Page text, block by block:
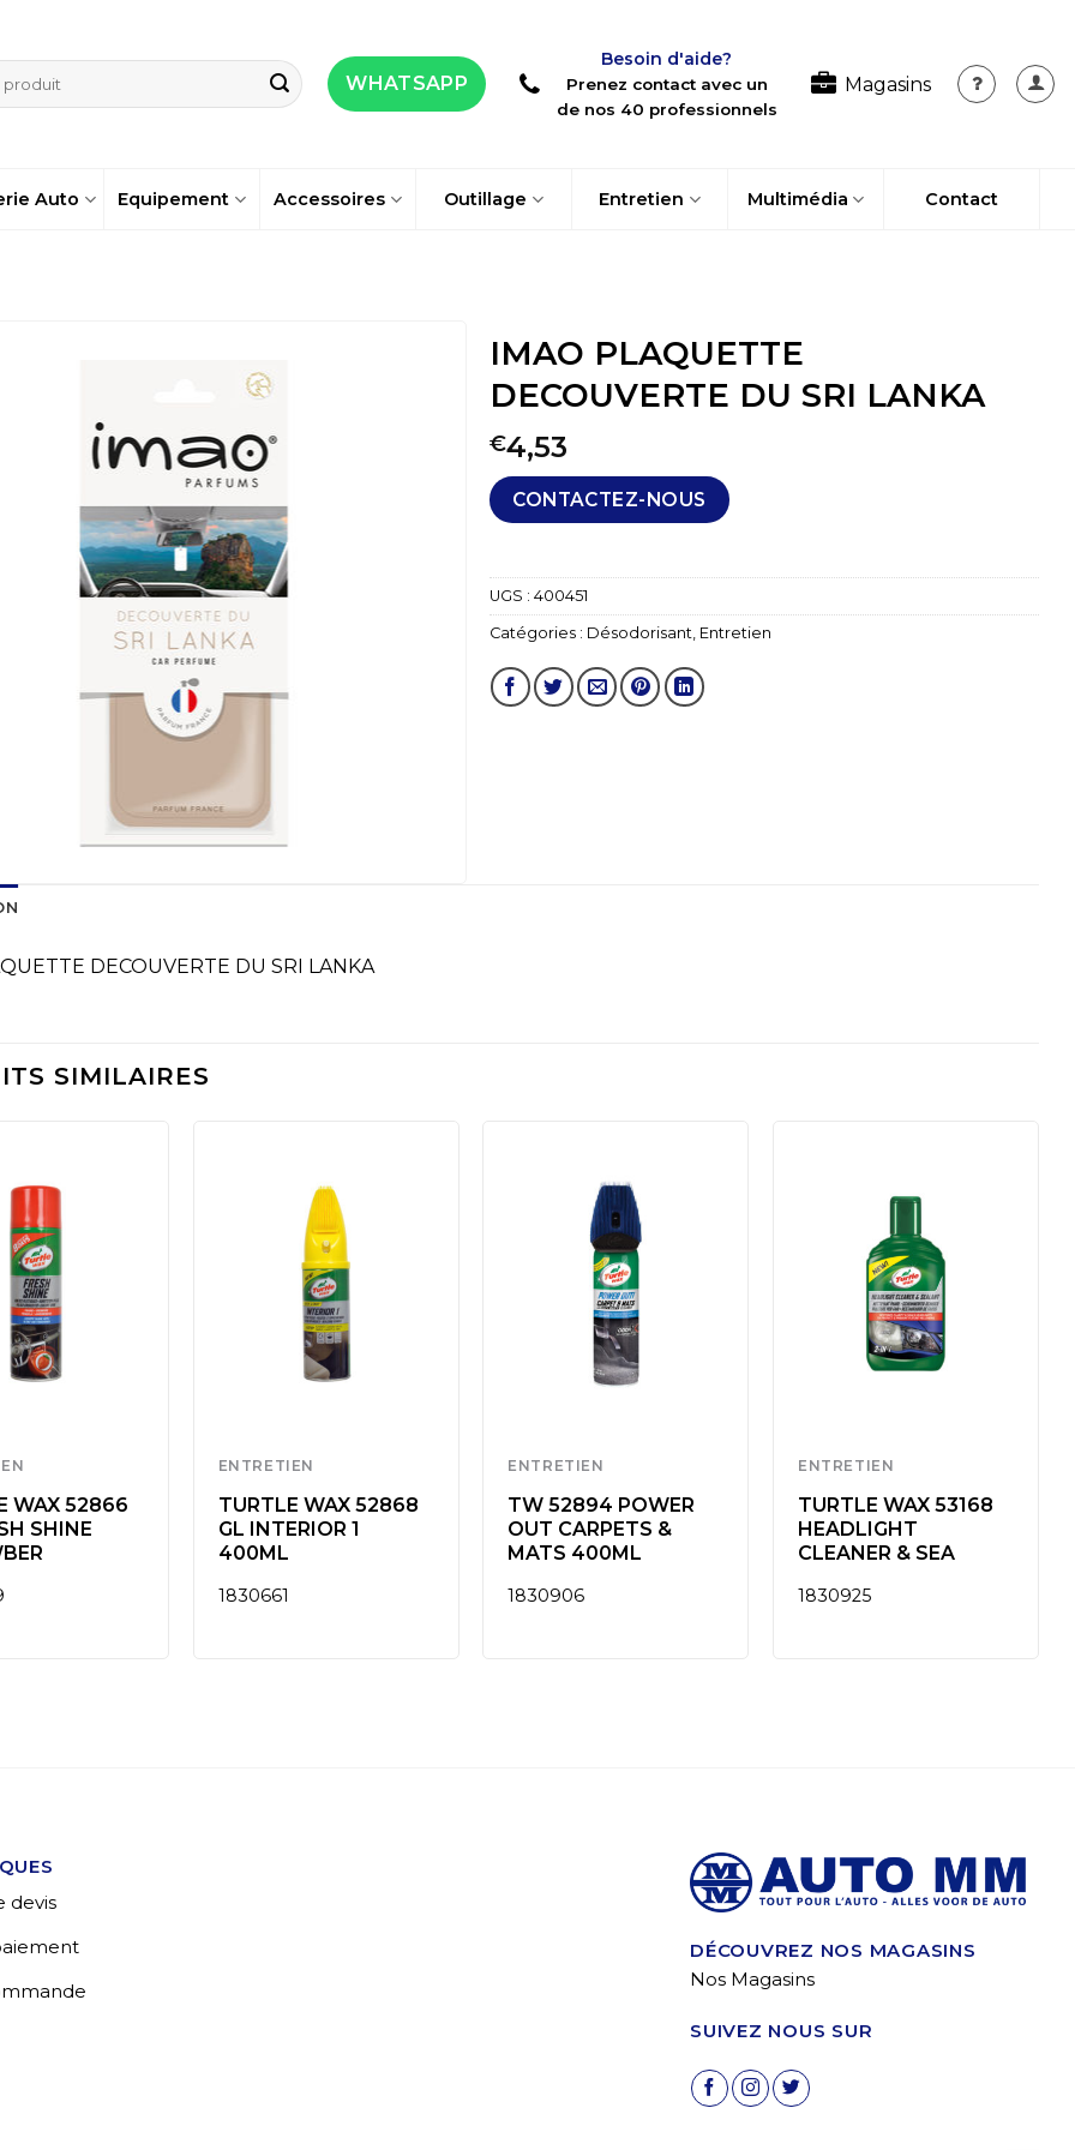
WHATSAPP
Besoin d'aide?
Prenez contact avec un
de nos 40 professionnels
Magasins
Auto Equipement Accessoires Outillage Entretien Multimédia Contact
IMAO PLAQUETTE
DECOUVERTE DU SRI LANKA
€4,53
CONTACTEZ-NOUS
UGS : 400451
Catégories : Désodorisant, Entretien
DECOUVERTE DU SRI LANKA
SIMILAIRES
WAX 52866
SHINE
ENTRETIEN
TURTLE WAX 52868
GL INTERIOR 1
400ML
1830661
ENTRETIEN
TW 52894 POWER
OUT CARPETS &
MATS 400ML
1830906
ENTRETIEN
TURTLE WAX 53168
HEADLIGHT
CLEANER & SEA
1830925
devis
DÉCOUVREZ NOS MAGASINS
Nos Magasins
SUIVEZ NOUS SUR